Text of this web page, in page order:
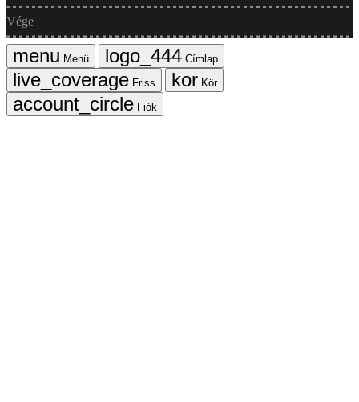
Vége
Menü
Címlap
Friss
Kör
Fiók